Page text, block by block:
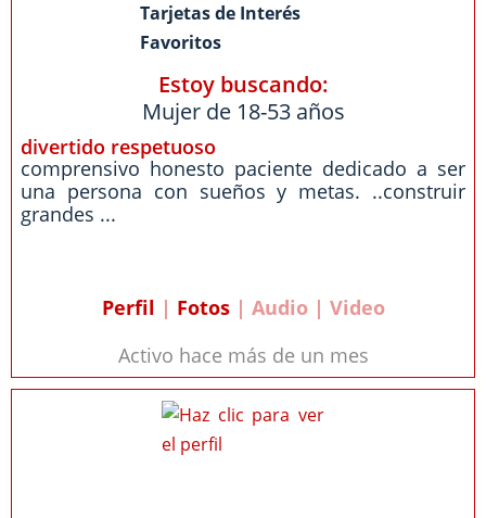
Tarjetas de Interés
Favoritos
Estoy buscando:
Mujer de 18-53 años
divertido respetuoso
comprensivo honesto paciente dedicado a ser
una persona con sueños y metas. ..construir
grandes ...
Perfil | Fotos| Audio | Video
Activo hace más de un mes